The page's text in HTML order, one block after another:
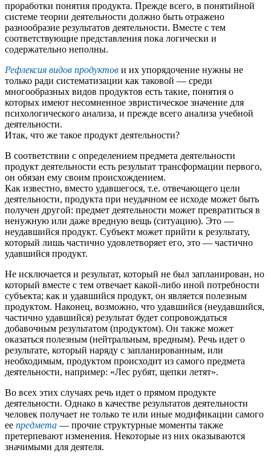
проработки понятия продукта. Прежде всего, в понятийной
системе теории деятельности должно быть отражено
разнообразие результатов деятельности. Вместе с тем
соответствующие представления пока логически и
содержательно неполны.
Рефлексия видов продуктов и их упорядочение нужны не
только ради систематизации как таковой — среди
многообразных видов продуктов есть такие, понятия о
которых имеют несомненное эвристическое значение для
психологического анализа, и прежде всего анализа учебной
деятельности.
Итак, что же такое продукт деятельности?
В соответствии с определением предмета деятельности
продукт деятельности есть результат трансформации первого,
он обязан ему своим происхождением.
Как известно, вместо удавшегося, т.е. отвечающего цели
деятельности, продукта при неудачном ее исходе может быть
получен другой: предмет деятельности может превратиться в
ненужную или даже вредную вещь (ситуацию). Это —
неудавшийся продукт. Субъект может прийти к результату,
который лишь частично удовлетворяет его, это — частично
удавшийся продукт.
Не исключается и результат, который не был запланирован, но
который вместе с тем отвечает какой-либо иной потребности
субъекта; как и удавшийся продукт, он является полезным
продуктом. Наконец, возможно, что удавшийся (неудавшийся,
частично удавшийся) результат будет сопровождаться
добавочным результатом (продуктом). Он также может
оказаться полезным (нейтральным, вредным). Речь идет о
результате, который наряду с запланированным, или
необходимым, продуктом происходит из самого предмета
деятельности, например: «Лес рубят, щепки летят».
Во всех этих случаях речь идет о прямом продукте
деятельности. Однако в качестве результатов деятельности
человек получает не только те или иные модификации самого
ее предмета — прочие структурные моменты также
претерпевают изменения. Некоторые из них оказываются
значимыми для деятеля.